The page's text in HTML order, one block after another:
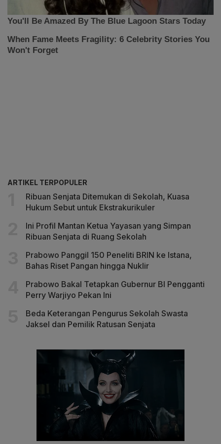
ARTIKEL TERPOPULER
Ribuan Senjata Ditemukan di Sekolah, Kuasa
Hukum Sebut untuk Ekstrakurikuler
Ini Profil Mantan Ketua Yayasan yang Simpan
Ribuan Senjata di Ruang Sekolah
Prabowo Panggil 150 Peneliti BRIN ke Istana,
Bahas Riset Pangan hingga Nuklir
Prabowo Bakal Tetapkan Gubernur BI Pengganti
Perry Warjiyo Pekan Ini
Beda Keterangan Pengurus Sekolah Swasta
Jaksel dan Pemilik Ratusan Senjata